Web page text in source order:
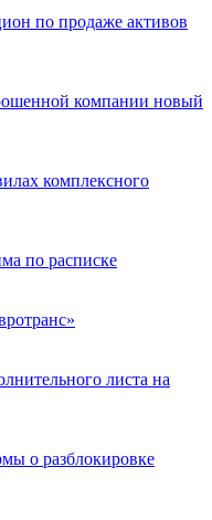
по продаже активов
компании новый
комплексного
по расписке
листа на
о разблокировке